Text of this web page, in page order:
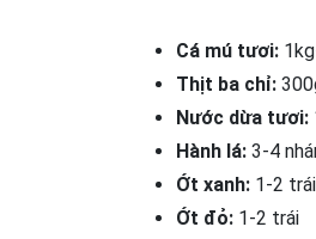
Cá mú tươi:
Thịt ba chỉ:
Nước dừa tươi:
Hành lá: 3-4
Ớt xanh: 1-2 trái
Ớt đỏ: 1-2 trái